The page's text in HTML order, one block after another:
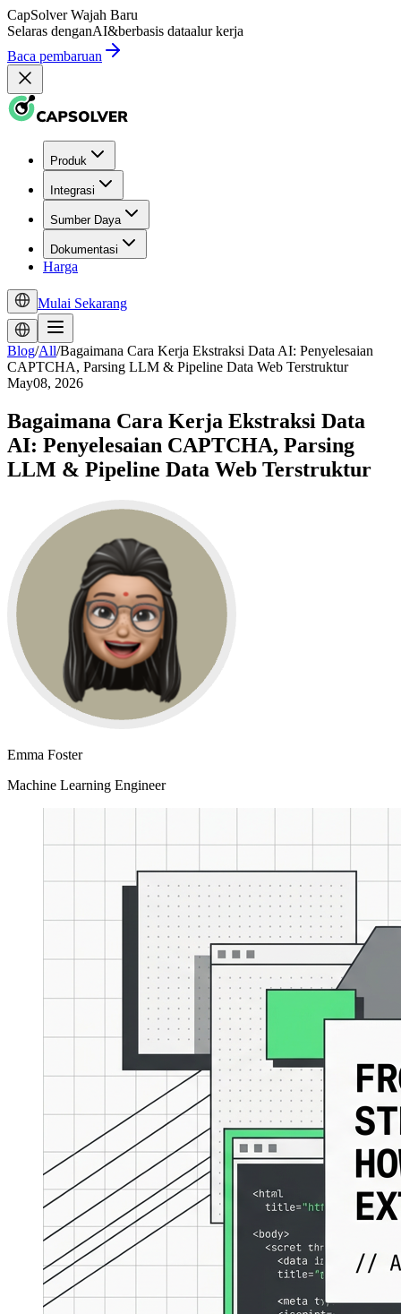
CapSolver Wajah Baru
Selaras denganAI&berbasis dataalur kerja
Baca pembaruan
Produk
Integrasi
Sumber Daya
Dokumentasi
Harga
Mulai Sekarang
Blog/All/Bagaimana Cara Kerja Ekstraksi Data AI: Penyelesaian
CAPTCHA, Parsing LLM & Pipeline Data Web Terstruktur
May08, 2026
Bagaimana Cara Kerja Ekstraksi Data
AI: Penyelesaian CAPTCHA, Parsing
LLM & Pipeline Data Web Terstruktur
Emma Foster
Machine Learning Engineer